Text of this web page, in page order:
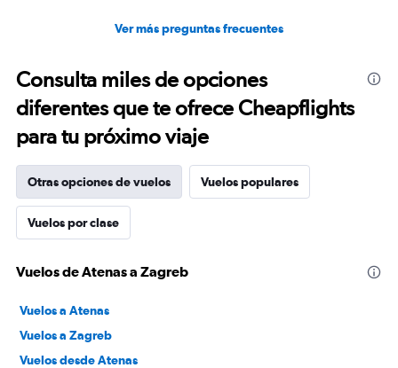
Ver más preguntas frecuentes
Consulta miles de opciones
diferentes que te ofrece Cheapflights
para tu próximo viaje
Otras opciones de vuelos Vuelos populares
Vuelos por clase
Vuelos de Atenas a Zagreb
Vuelos a Atenas
Vuelos a Zagreb
Vuelos desde Atenas